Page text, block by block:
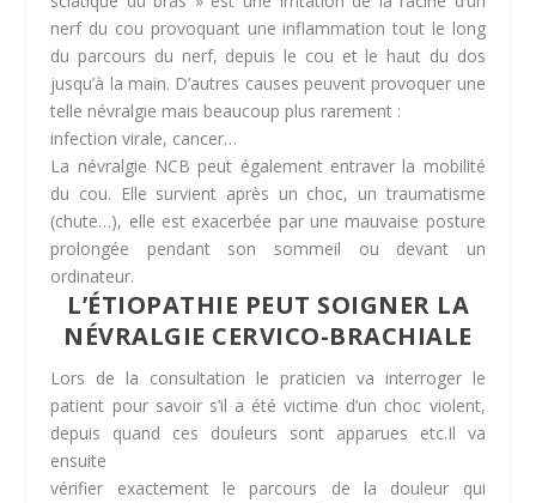
nerf du cou provoquant une inflammation tout le long
du parcours du nerf, depuis le cou et le haut du dos
jusqu’à la main. D’autres causes peuvent provoquer une
telle névralgie mais beaucoup plus rarement :
infection virale, cancer…
La névralgie NCB peut également entraver la mobilité
du cou. Elle survient après un choc, un traumatisme
(chute…), elle est exacerbée par une mauvaise posture
prolongée pendant son sommeil ou devant un
ordinateur.
L’ÉTIOPATHIE PEUT SOIGNER LA
NÉVRALGIE CERVICO-BRACHIALE
Lors de la consultation le praticien va interroger le
patient pour savoir s’il a été victime d’un choc violent,
depuis quand ces douleurs sont apparues etc.Il va
ensuite
vérifier exactement le parcours de la douleur qui